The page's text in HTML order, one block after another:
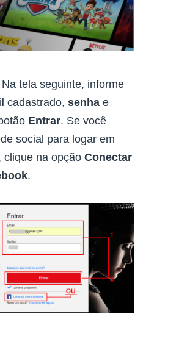
tela seguinte, informe
cadastrado, senha e
Entrar. Se você
social para logar em
clique na opção Conectar
.